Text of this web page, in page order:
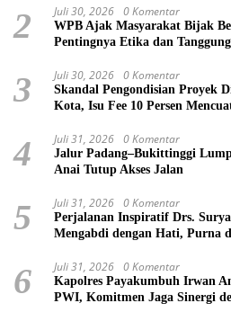
2 Juli 30, 2026 0 Komentar
WPB Ajak Masyarakat Bijak
Pentingnya Etika dan
3 Juli 30, 2026 0 Komentar
Skandal Pengondisian Proyek
Kota, Isu Fee 10 Persen
4 Juli 31, 2026 0 Komentar
Jalur Padang–Bukittinggi
Anai Tutup Akses Jalan
5 Juli 31, 2026 0 Komentar
Perjalanan Inspiratif Drs.
Mengabdi dengan Hati, Purna
6 Juli 31, 2026 0 Komentar
Kapolres Payakumbuh Irwan
PWI, Komitmen Jaga Sinergi